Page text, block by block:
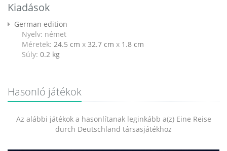
Kiadások
German edition
Nyelv: német
Méretek: 24.5 cm x 32.7 cm x 1.8 cm
Súly: 0.2 kg
Hasonló játékok
Az alábbi játékok a hasonlítanak leginkább a(z) Eine Reise
durch Deutschland társasjátékhoz